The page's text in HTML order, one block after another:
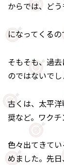
からでは、どう
になってくるの
そもそも、過去
のではないでし
古くは、太平
奨など。ワク
色々出てきて
めました。先